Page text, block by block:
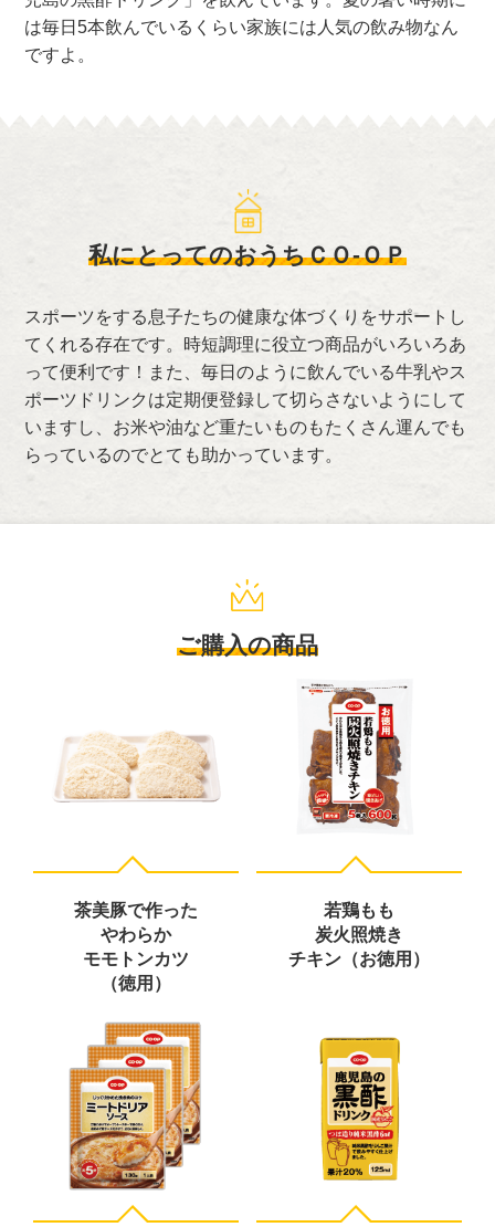
は毎日5本飲んでいるくらい家族には人気の飲み物なん
ですよ。
私にとってのおうちＣＯ-ＯＰ
スポーツをする息子たちの健康な体づくりをサポートし
てくれる存在です。時短調理に役立つ商品がいろいろあ
って便利です！また、毎日のように飲んでいる牛乳やス
ポーツドリンクは定期便登録して切らさないようにして
いますし、お米や油など重たいものもたくさん運んでも
らっているのでとても助かっています。
ご購入の商品
茶美豚で作った
やわらか
モモトンカツ
（徳用）
若鶏もも
炭火照焼き
チキン（お徳用）